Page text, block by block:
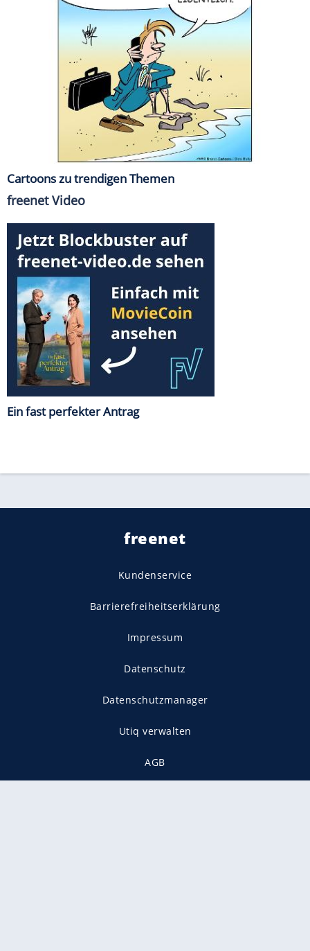
Cartoons zu trendigen Themen
freenet Video
Ein fast perfekter Antrag
freenet
Kundenservice
Barrierefreiheitserklärung
Impressum
Datenschutz
Datenschutzmanager
Utiq verwalten
AGB